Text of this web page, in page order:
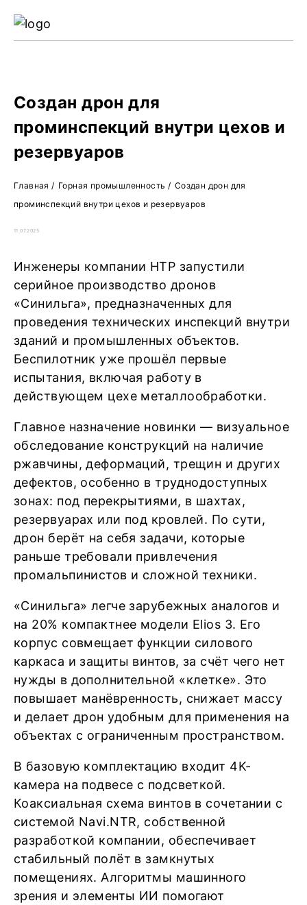
Создан дрон для
проминспекций внутри цехов и
резервуаров
Главная / Горная промышленность / Создан дрон для
проминспекций внутри цехов и резервуаров
11.07.2025
Инженеры компании НТР запустили
серийное производство дронов
«Синильга», предназначенных для
проведения технических инспекций внутри
зданий и промышленных объектов.
Беспилотник уже прошёл первые
испытания, включая работу в
действующем цехе металлообработки.
Главное назначение новинки — визуальное
обследование конструкций на наличие
ржавчины, деформаций, трещин и других
дефектов, особенно в труднодоступных
зонах: под перекрытиями, в шахтах,
резервуарах или под кровлей. По сути,
дрон берёт на себя задачи, которые
раньше требовали привлечения
промальпинистов и сложной техники.
«Синильга» легче зарубежных аналогов и
на 20% компактнее модели Elios 3. Его
корпус совмещает функции силового
каркаса и защиты винтов, за счёт чего нет
нужды в дополнительной «клетке». Это
повышает манёвренность, снижает массу
и делает дрон удобным для применения на
объектах с ограниченным пространством.
В базовую комплектацию входит 4K-
камера на подвесе с подсветкой.
Коаксиальная схема винтов в сочетании с
системой Navi.NTR, собственной
разработкой компании, обеспечивает
стабильный полёт в замкнутых
помещениях. Алгоритмы машинного
зрения и элементы ИИ помогают